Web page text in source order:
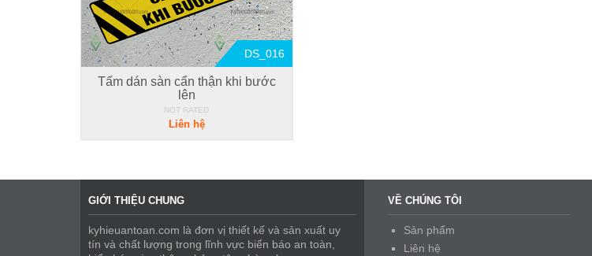
DS_016
Tấm dán sàn cẩn thận khi bước
lên
NOT RATED
Liên hệ
GIỚI THIỆU CHUNG
kyhieuantoan.com là đơn vị thiết kế và sản xuất uy
tín và chất lượng trong lĩnh vực biển báo an toàn,
VỀ CHÚNG TÔI
Sản phẩm
Liên hệ